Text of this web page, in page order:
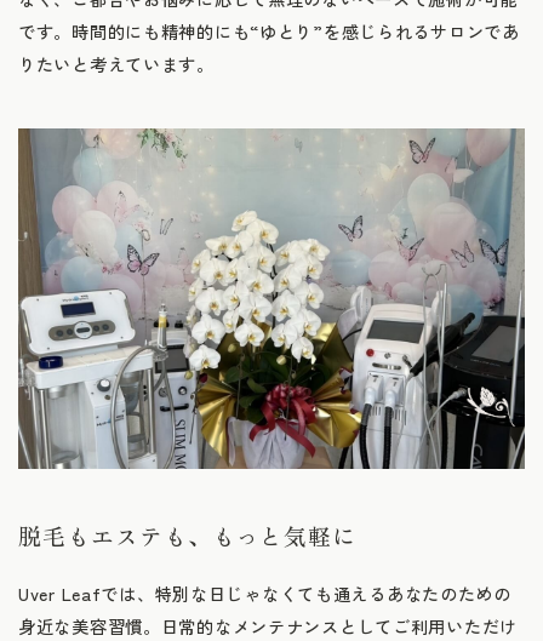
です。時間的にも精神的にも“ゆとり”を感じられるサロンであ
りたいと考えています。
脱毛もエステも、もっと気軽に
Uver Leafでは、特別な日じゃなくても通えるあなたのための
身近な美容習慣。日常的なメンテナンスとしてご利用いただけ